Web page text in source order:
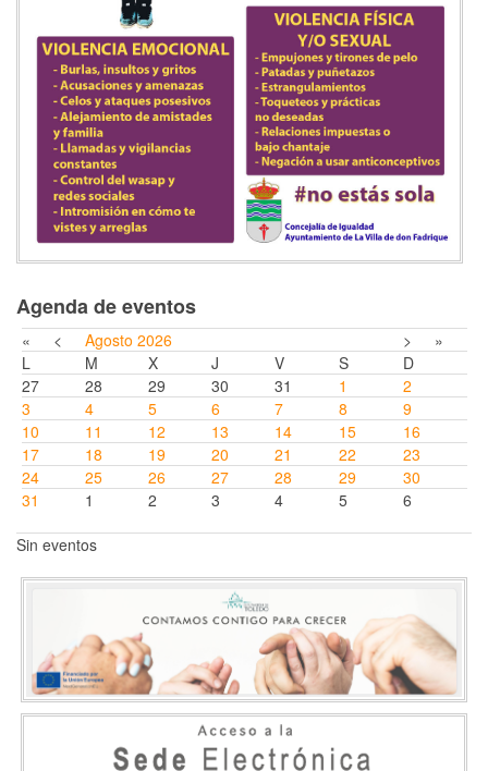
Agenda de eventos
« < Agosto 2026 >
»
L
M X J V S
D
27
28 29 30 31 1
2
3
4 5 6 7 8
9
10
11 12 13 14 15
16
17
18 19 20 21 22
23
24
25 26 27 28 29
30
31
1 2 3 4 5 6
Sin eventos